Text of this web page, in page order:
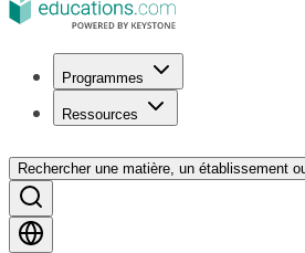
Programmes
Ressources
Rechercher une matière, un établissement